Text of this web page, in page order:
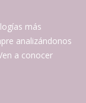
más
analizándonos
a conocer